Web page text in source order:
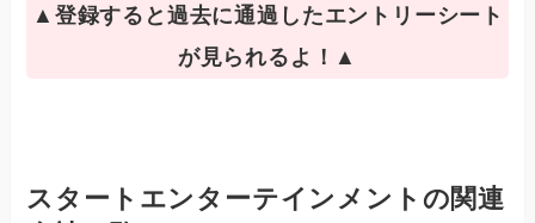
▲登録すると過去に通過したエントリーシート
が見られるよ！▲
スタートエンターテインメントの関連